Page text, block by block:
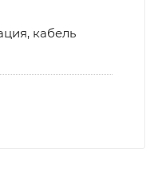
кабель